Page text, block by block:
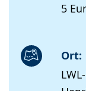
5
Ort: